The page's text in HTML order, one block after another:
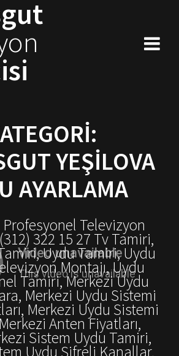
Skip
to
YEŞILOVA
AYARLAMA
Televizyon
322 15 27 Tv Tamiri,
Uydu Tamiri, Uydu
Montajı, Uydu
Tamiri, Merkezi Uydu
Merkezi Uydu Sistemi
Merkezi Uydu Sistemi
Anten Fiyatları,
Sistem Uydu Tamiri,
Uydu Şifreli Kanallar,